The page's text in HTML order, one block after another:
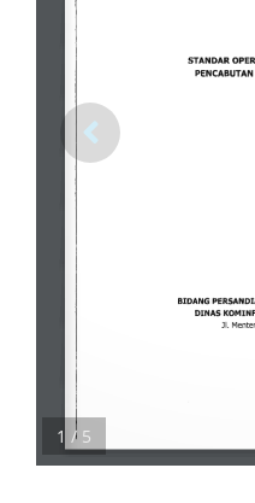
1 / 5